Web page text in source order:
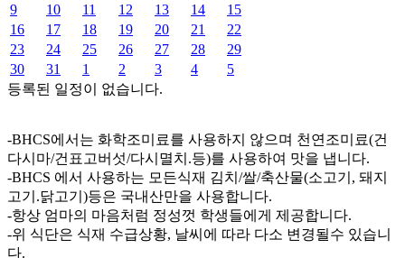
9
10 11 12 13 14
15
16
17 18 19 20 21
22
23
24 25 26 27 28
29
30
31 1 2 3 4
5
등록된 일정이 없습니다.
-BHCS에서는 화학조미료를 사용하지 않으며 천연조미료(건
다시마/건표고버섯/다시멸치.등)를 사용하여 맛을 냅니다.
-BHCS 에서 사용하는 모든식재 김치/쌀/축산물(소고기, 돼지
고기.닭고기)등은 국내산만을 사용합니다.
-항상 엄마의 마음처럼 정성껏 학생들에게 제공합니다.
-위 식단은 식재 수급상황, 날씨에 따라 다소 변경될수 있습니
다.